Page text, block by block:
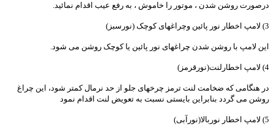
درصورت روشن شدن ، موتور را خاموش ، به رفع عیب اقدام نمائید.
3) لامپ اخطار نور پائین وچراغهای کوچک (نورسبز)
این لامپ با روشن شدن چراغهای نور پائین یا کوچک روشن می شود.
4) لامپ اخطارلنت(نورقرمز)
در هنگامی که ضخامت لنت ترمز چرخهای جلو از حد نرمال کمتر شود، این چراغ
روشن می گردد بنابراین بایستی نسبت به تعویض لنت اقدام نمود
5) لامپ اخطار نوربالا(نورآبی)